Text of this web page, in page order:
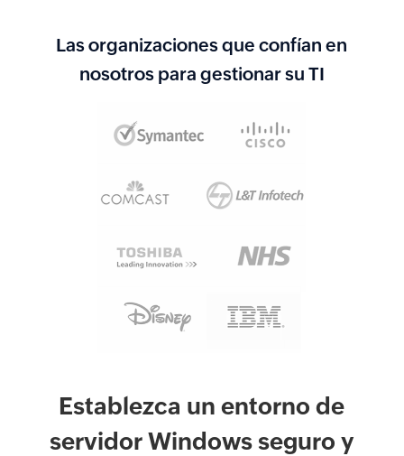
Las organizaciones que confían en
nosotros para gestionar su TI
Establezca un entorno de
servidor Windows seguro y